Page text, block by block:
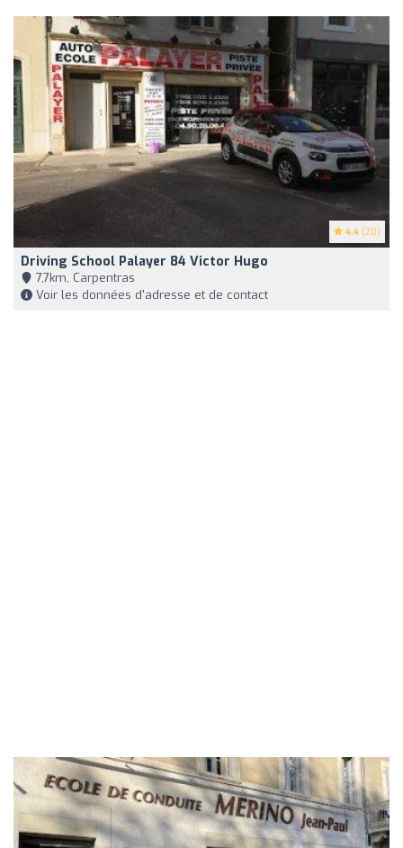
4.4 (20)
Driving School Palayer 84 Victor Hugo
7,7km, Carpentras
Voir les données d'adresse et de contact